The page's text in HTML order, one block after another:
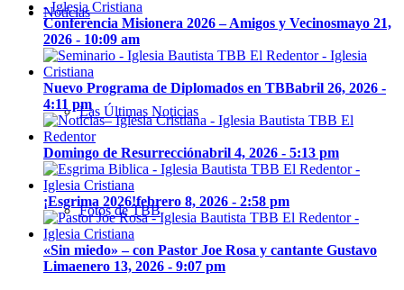
Noticias
Las Últimas Noticias
Fotos de TBB
Conferencia Misionera 2026 – Amigos y Vecinosmayo 21,
2026 - 10:09 am
Nuevo Programa de Diplomados en TBBabril 26, 2026 -
4:11 pm
Domingo de Resurrecciónabril 4, 2026 - 5:13 pm
¡Esgrima 2026!febrero 8, 2026 - 2:58 pm
«Sin miedo» – con Pastor Joe Rosa y cantante Gustavo
Limaenero 13, 2026 - 9:07 pm